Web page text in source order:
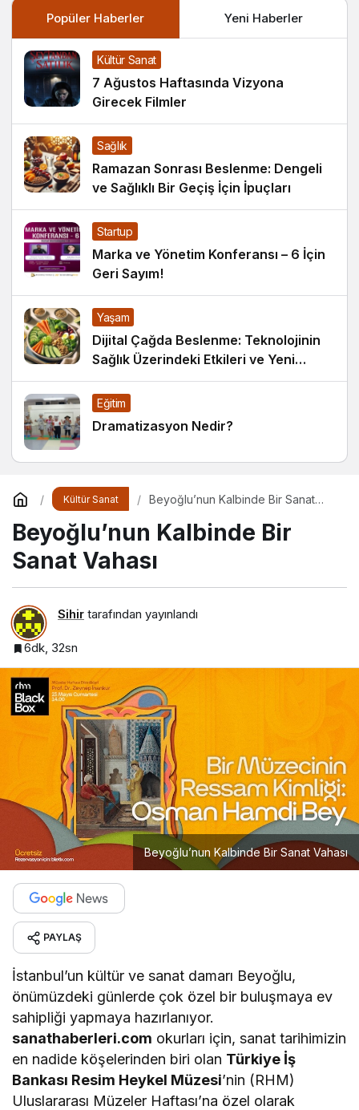
Popüler Haberler Yeni Haberler
Kültür Sanat
7 Ağustos Haftasında Vizyona
Girecek Filmler
Sağlık
Ramazan Sonrası Beslenme: Dengeli
ve Sağlıklı Bir Geçiş İçin İpuçları
Startup
Marka ve Yönetim Konferansı – 6 İçin
Geri Sayım!
Yaşam
Dijital Çağda Beslenme: Teknolojinin
Sağlık Üzerindeki Etkileri ve Yeni
Alışkanlıklar
Eğitim
Dramatizasyon Nedir?
Kültür Sanat
Beyoğlu’nun Kalbinde Bir Sanat
Beyoğlu’nun Kalbinde Bir
Sanat Vahası
Sihir tarafından yayınlandı
6dk, 32sn
Beyoğlu’nun Kalbinde Bir Sanat Vahası
PAYLAŞ
İstanbul’un kültür ve sanat damarı Beyoğlu,
önümüzdeki günlerde çok özel bir buluşmaya ev
sahipliği yapmaya hazırlanıyor.
sanathaberleri.com okurları için, sanat tarihimizin
en nadide köşelerinden biri olan Türkiye İş
Bankası Resim Heykel Müzesi’nin (RHM)
Uluslararası Müzeler Haftası’na özel olarak